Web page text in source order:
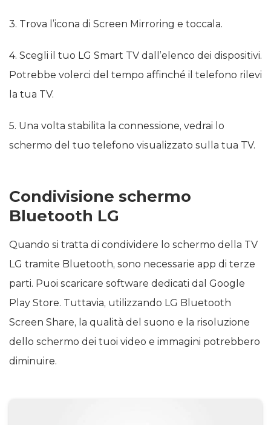
3. Trova l’icona di Screen Mirroring e toccala.
4. Scegli il tuo LG Smart TV dall’elenco dei dispositivi.
Potrebbe volerci del tempo affinché il telefono rilevi
la tua TV.
5. Una volta stabilita la connessione, vedrai lo
schermo del tuo telefono visualizzato sulla tua TV.
Condivisione schermo
Bluetooth LG
Quando si tratta di condividere lo schermo della TV
LG tramite Bluetooth, sono necessarie app di terze
parti. Puoi scaricare software dedicati dal Google
Play Store. Tuttavia, utilizzando LG Bluetooth
Screen Share, la qualità del suono e la risoluzione
dello schermo dei tuoi video e immagini potrebbero
diminuire.